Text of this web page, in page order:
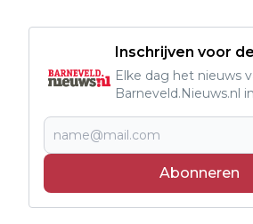
Inschrijven voor
Elke dag het nieuws
Barneveld.Nieuws.nl
Abonneren